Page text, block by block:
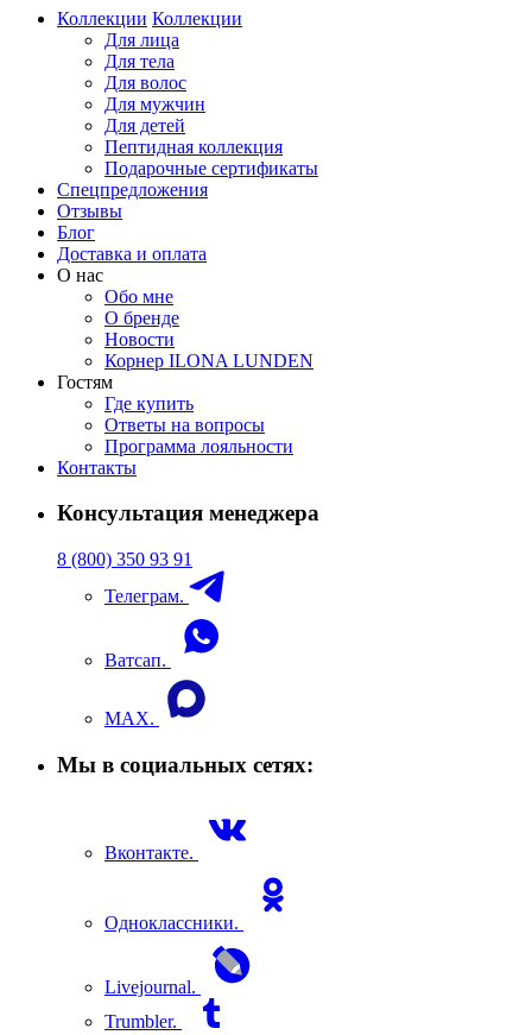
Коллекции Коллекции
Для лица
Для тела
Для волос
Для мужчин
Для детей
Пептидная коллекция
Подарочные сертификаты
Спецпредложения
Отзывы
Блог
Доставка и оплата
О нас
Обо мне
О бренде
Новости
Корнер ILONA LUNDEN
Гостям
Где купить
Ответы на вопросы
Программа лояльности
Контакты
Консультация менеджера
8 (800) 350 93 91
Телеграм.
Ватсап.
MAX.
Мы в социальных сетях:
Вконтакте.
Одноклассники.
Livejournal.
Trumbler.